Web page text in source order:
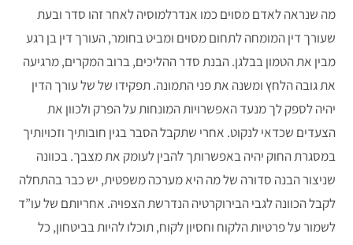
מה שנראה לאדם מסוים כמו אנדרלמוסיה לאחר זהו סדר ובעת
שעורך דין המומחה לתחום מסוים ומביט בחומר, העורך דין בן רגע
מבין את הטמון בבלגן. הבנת סדר ההליכים, ברוב המקרים, מרגיעה
את גובה הלחץ ומשנה את פני התמונה. תפקידו של של עורך הדין
יהיה לספק לך מנעד האפשרויות המונחות על הפרק ולכוון את
הצעדים שכדאי לנקוט. אחרי שתקבל הסבר בגין חובותיך וזכויותיך
במסגרת החוק יהיה באפשרותך להבין לעומק את מצבך. בכוונה
שניצור הבנה סדורה של מה היא מערכה משפטית, יש כבר בהתחלה
לקבל הכוונה לגבי הבירוקרטיה הנדרשת הצפויה. אחריותם של עו”ד
לשמור על פרטיות הלקוח וחסיון לקוח, תוכלו להיות בביטחון, כל